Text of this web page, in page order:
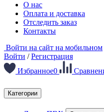
О нас
Оплата и доставка
Отследить заказ
Контакты
Войти на сайт на мобильном
Войти /Регистрация
Избранное0
Категории